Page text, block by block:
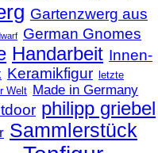
Gartenzwerg aus
German Gnomes
Handarbeit Innen-
Keramikfigur letzte
Welt Made in Germany
philipp griebel
Sammlerstück